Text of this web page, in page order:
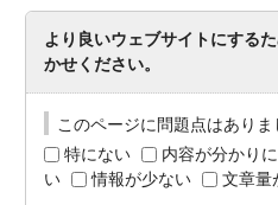
より良いウェブサイトにする
かせください。
このページに問題点はありま
特にない
内容が分かり
い
情報が少ない 文章量